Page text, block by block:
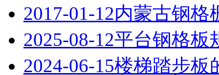
2017-01-12内蒙古钢格
2025-08-12平台钢格板
2024-06-15楼梯踏步板